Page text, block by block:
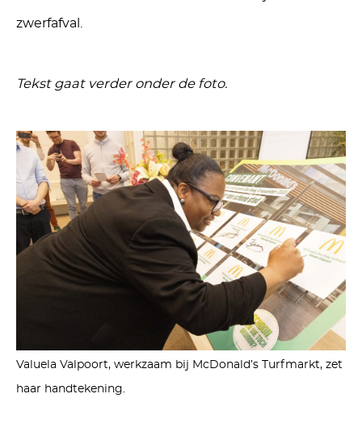
zwerfafval.
Tekst gaat verder onder de foto.
Valuela Valpoort, werkzaam bij McDonald’s Turfmarkt, zet
haar handtekening.